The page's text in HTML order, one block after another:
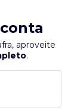
aproveite
.